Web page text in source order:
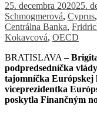
25. decembra 202025.
Schmogmerová, Cyprus,
Centrálna Banka,
Kokavcová, OECD
BRATISLAVA –
podpredsedníčka
tajomníčka Európskej
viceprezidentka
poskytla Finančným